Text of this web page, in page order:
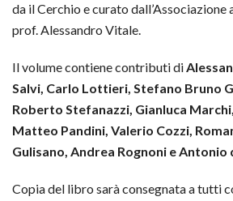
da il Cerchio e curato
prof. Alessandro Vitale.
Il volume contiene contributi di
Salvi, Carlo Lottieri, Stefano Bruno
Roberto Stefanazzi, Gianluca
Matteo Pandini, Valerio Cozzi,
Gulisano, Andrea Rognoni e Antonio
Copia del libro sarà consegnata a tutti